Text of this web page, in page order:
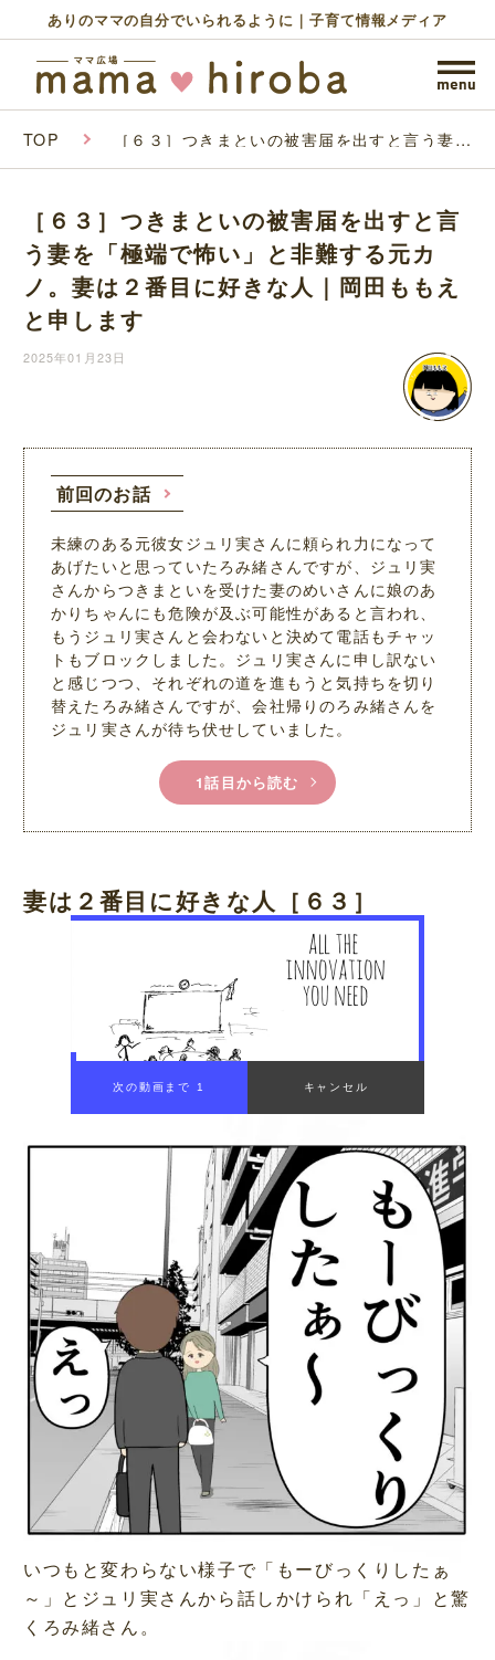
ありのママの自分でいられるように｜子育て情報メディア
TOP ［６３］つきまといの被害届を出すと言う妻を
に好きな人｜岡田ももえと申します
［６３］つきまといの被害届を出すと言
う妻を「極端で怖い」と非難する元カ
ノ。妻は２番目に好きな人｜岡田ももえ
と申します
2025年01月23日
前回のお話
未練のある元彼女ジュリ実さんに頼られ力になって
あげたいと思っていたろみ緒さんですが、ジュリ実
さんからつきまといを受けた妻のめいさんに娘のあ
かりちゃんにも危険が及ぶ可能性があると言われ、
もうジュリ実さんと会わないと決めて電話もチャッ
トもブロックしました。ジュリ実さんに申し訳ない
と感じつつ、それぞれの道を進もうと気持ちを切り
替えたろみ緒さんですが、会社帰りのろみ緒さんを
ジュリ実さんが待ち伏せしていました。
1話目から読む
妻は２番目に好きな人［６３］
いつもと変わらない様子で「もーびっくりしたぁ
～」とジュリ実さんから話しかけられ「えっ」と驚
くろみ緒さん。